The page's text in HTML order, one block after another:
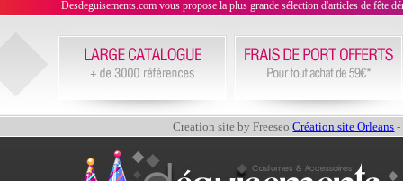
Desdeguisements.com vous propose la plus grande sélection d'articles de fête
Creation site by FreeseoCréation site Orleans -